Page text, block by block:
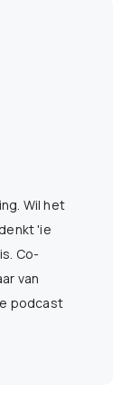
Wil het
'ie
Co-
van
podcast